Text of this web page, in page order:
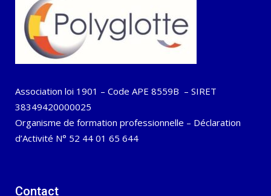
Association loi 1901 – Code APE 8559B – SIRET
38349420000025
Organisme de formation professionnelle – Déclaration
d’Activité N° 52 44 01 65 644
Contact